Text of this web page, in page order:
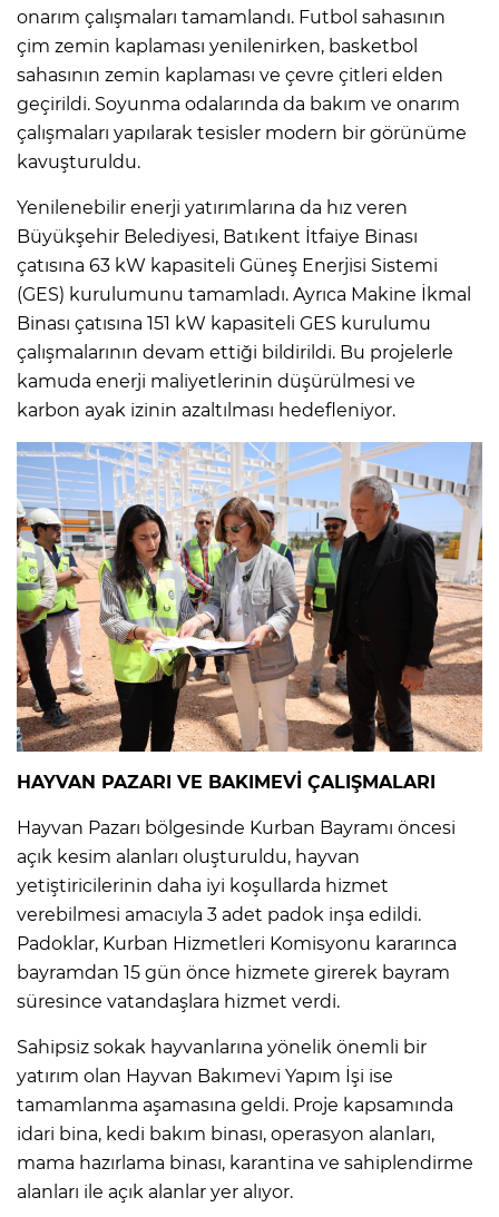
onarım çalışmaları tamamlandı. Futbol sahasının
çim zemin kaplaması yenilenirken, basketbol
sahasının zemin kaplaması ve çevre çitleri elden
geçirildi. Soyunma odalarında da bakım ve onarım
çalışmaları yapılarak tesisler modern bir görünüme
kavuşturuldu.
Yenilenebilir enerji yatırımlarına da hız veren
Büyükşehir Belediyesi, Batıkent İtfaiye Binası
çatısına 63 kW kapasiteli Güneş Enerjisi Sistemi
(GES) kurulumunu tamamladı. Ayrıca Makine İkmal
Binası çatısına 151 kW kapasiteli GES kurulumu
çalışmalarının devam ettiği bildirildi. Bu projelerle
kamuda enerji maliyetlerinin düşürülmesi ve
karbon ayak izinin azaltılması hedefleniyor.
HAYVAN PAZARI VE BAKIMEVİ ÇALIŞMALARI
Hayvan Pazarı bölgesinde Kurban Bayramı öncesi
açık kesim alanları oluşturuldu, hayvan
yetiştiricilerinin daha iyi koşullarda hizmet
verebilmesi amacıyla 3 adet padok inşa edildi.
Padoklar, Kurban Hizmetleri Komisyonu kararınca
bayramdan 15 gün önce hizmete girerek bayram
süresince vatandaşlara hizmet verdi.
Sahipsiz sokak hayvanlarına yönelik önemli bir
yatırım olan Hayvan Bakımevi Yapım İşi ise
tamamlanma aşamasına geldi. Proje kapsamında
idari bina, kedi bakım binası, operasyon alanları,
mama hazırlama binası, karantina ve sahiplendirme
alanları ile açık alanlar yer alıyor.